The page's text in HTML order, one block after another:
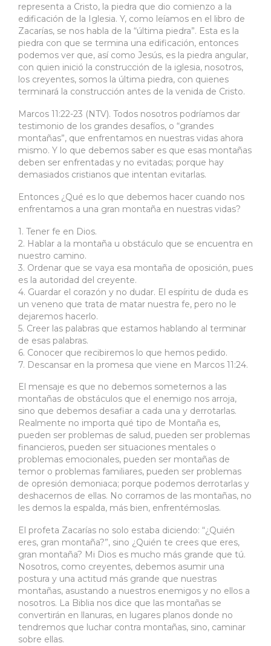
representa a Cristo, la piedra que dio comienzo a la
edificación de la Iglesia. Y, como leíamos en el libro de
Zacarías, se nos habla de la “última piedra”. Esta es la
piedra con que se termina una edificación, entonces
podemos ver que, así como Jesús, es la piedra angular,
con quien inició la construcción de la iglesia, nosotros,
los creyentes, somos la última piedra, con quienes
terminará la construcción antes de la venida de Cristo.
Marcos 11:22-23 (NTV). Todos nosotros podríamos dar
testimonio de los grandes desafíos, o “grandes
montañas”, que enfrentamos en nuestras vidas ahora
mismo. Y lo que debemos saber es que esas montañas
deben ser enfrentadas y no evitadas; porque hay
demasiados cristianos que intentan evitarlas.
Entonces ¿Qué es lo que debemos hacer cuando nos
enfrentamos a una gran montaña en nuestras vidas?
1. Tener fe en Dios.
2. Hablar a la montaña u obstáculo que se encuentra en
nuestro camino.
3. Ordenar que se vaya esa montaña de oposición, pues
es la autoridad del creyente.
4. Guardar el corazón y no dudar. El espíritu de duda es
un veneno que trata de matar nuestra fe, pero no le
dejaremos hacerlo.
5. Creer las palabras que estamos hablando al terminar
de esas palabras.
6. Conocer que recibiremos lo que hemos pedido.
7. Descansar en la promesa que viene en Marcos 11:24.
El mensaje es que no debemos someternos a las
montañas de obstáculos que el enemigo nos arroja,
sino que debemos desafiar a cada una y derrotarlas.
Realmente no importa qué tipo de Montaña es,
pueden ser problemas de salud, pueden ser problemas
financieros, pueden ser situaciones mentales o
problemas emocionales, pueden ser montañas de
temor o problemas familiares, pueden ser problemas
de opresión demoniaca; porque podemos derrotarlas y
deshacernos de ellas. No corramos de las montañas, no
les demos la espalda, más bien, enfrentémoslas.
El profeta Zacarías no solo estaba diciendo: “¿Quién
eres, gran montaña?”, sino ¿Quién te crees que eres,
gran montaña? Mi Dios es mucho más grande que tú.
Nosotros, como creyentes, debemos asumir una
postura y una actitud más grande que nuestras
montañas, asustando a nuestros enemigos y no ellos a
nosotros. La Biblia nos dice que las montañas se
convertirán en llanuras, en lugares planos donde no
tendremos que luchar contra montañas, sino, caminar
sobre ellas.